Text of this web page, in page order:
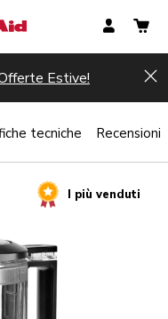
Estive!
I più venduti
tecniche Recensioni